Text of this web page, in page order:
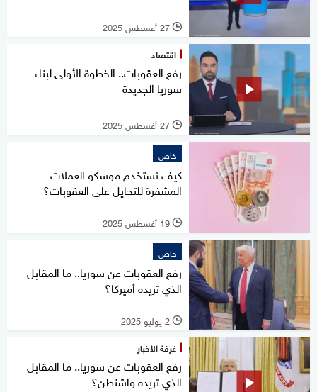
l 27 أغسطس 2025
اقتصاد
رفع العقوبات.. الخطوة الأولى لبناء
سوريا الجديدة
l 27 أغسطس 2025
خاص
كيف تستخدم موسكو العملات
المشفرة للتحايل على العقوبات؟
l 19 أغسطس 2025
خاص
رفع العقوبات عن سوريا.. ما المقابل
الذي تريده أميركا؟
l 2 يوليو 2025
غرفة الأخبار
رفع العقوبات عن سوريا.. ما المقابل
الذي تريده واشنطن؟